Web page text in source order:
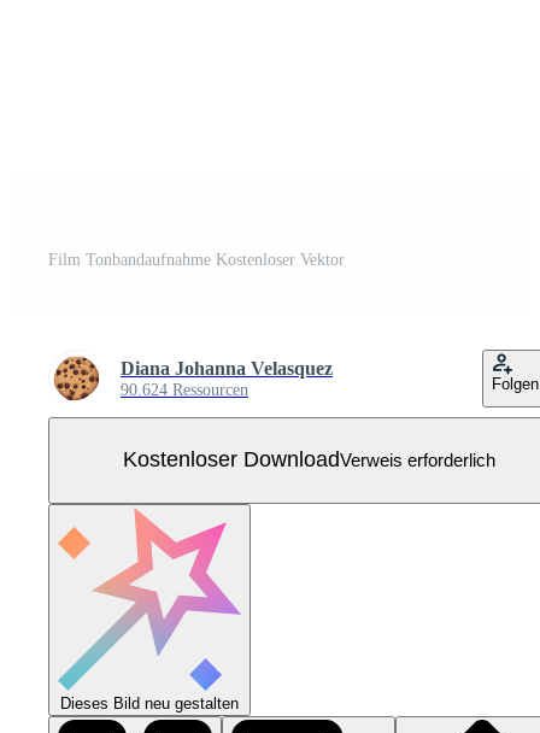
Film Tonbandaufnahme Kostenloser Vektor
Diana Johanna Velasquez
90.624 Ressourcen Folgen
Kostenloser DownloadVerweis erforderlich
Dieses Bild neu gestalten